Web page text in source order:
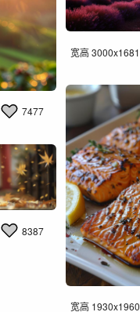
宽高 3000x1681
7477
宽高 1930x1960
8387